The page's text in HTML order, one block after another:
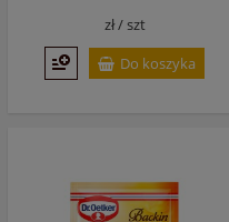
zł /szt
Do koszyka